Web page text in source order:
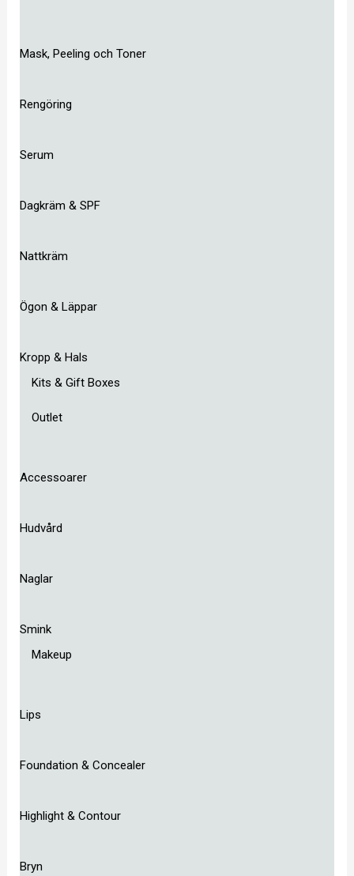
Mask, Peeling och Toner
Rengöring
Serum
Dagkräm & SPF
Nattkräm
Ögon & Läppar
Kropp & Hals
Kits & Gift Boxes
Outlet
Accessoarer
Hudvård
Naglar
Smink
Makeup
Lips
Foundation & Concealer
Highlight & Contour
Bryn